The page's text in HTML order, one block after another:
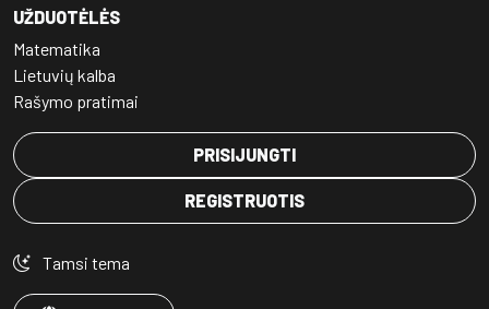
UŽDUOTĖLĖS
Matematika
Lietuvių kalba
Rašymo pratimai
PRISIJUNGTI
REGISTRUOTIS
Tamsi tema